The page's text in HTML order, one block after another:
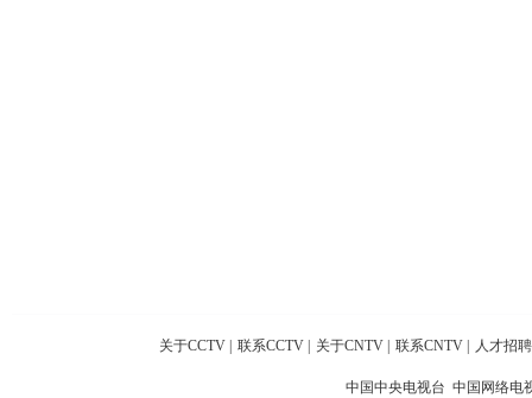
关于CCTV | 联系CCTV | 关于CNTV | 联系CNTV | 人才招聘
中国中央电视台 中国网络电